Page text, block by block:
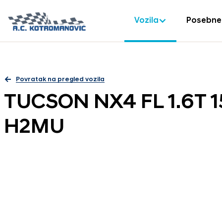
Vozila
Povratak na pregled vozila
TUCSON NX4 FL 1.6T
H2MU